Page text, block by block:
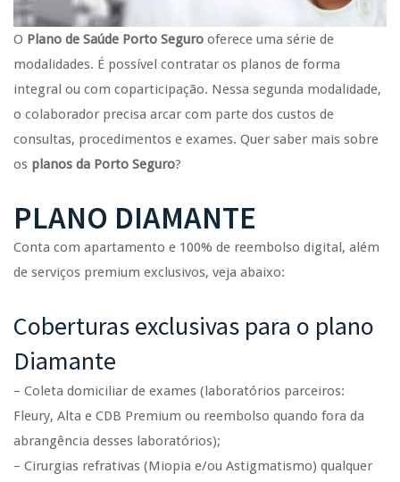
O Plano de Saúde Porto Seguro oferece uma série de
modalidades. É possível contratar os planos de forma
integral ou com coparticipação. Nessa segunda modalidade,
o colaborador precisa arcar com parte dos custos de
consultas, procedimentos e exames. Quer saber mais sobre
os planos da Porto Seguro?
PLANO DIAMANTE
Conta com apartamento e 100% de reembolso digital, além
de serviços premium exclusivos, veja abaixo:
Coberturas exclusivas para o plano
Diamante
– Coleta domiciliar de exames (laboratórios parceiros:
Fleury, Alta e CDB Premium ou reembolso quando fora da
abrangência desses laboratórios);
– Cirurgias refrativas (Miopia e/ou Astigmatismo) qualquer